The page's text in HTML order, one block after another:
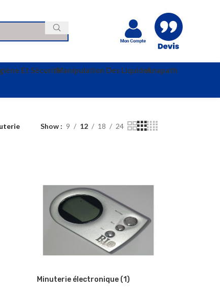
Et SécuritéManipulation Des LiquidesAnapath
Show 9 12 18 24
Minuterie électronique (1)